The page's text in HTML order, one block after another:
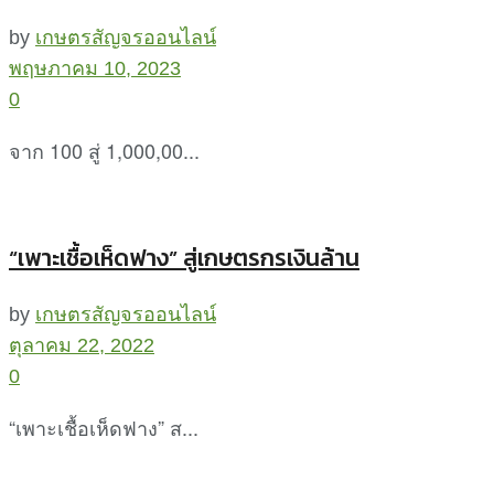
by เกษตรสัญจรออนไลน์
พฤษภาคม 10, 2023
0
จาก 100 สู่ 1,000,00...
“เพาะเชื้อเห็ดฟาง” สู่เกษตรกรเงินล้าน
by เกษตรสัญจรออนไลน์
ตุลาคม 22, 2022
0
“เพาะเชื้อเห็ดฟาง” ส...